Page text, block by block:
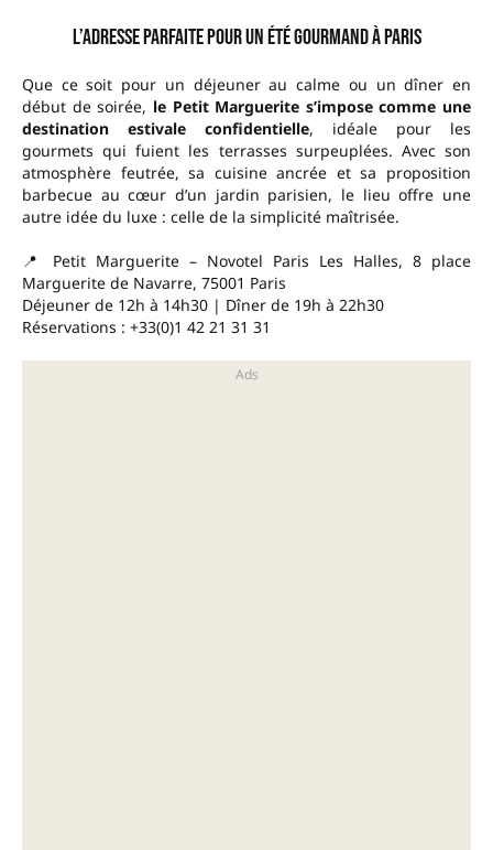
L’adresse parfaite pour un été gourmand à Paris
Que ce soit pour un déjeuner au calme ou un dîner en
début de soirée, le Petit Marguerite s’impose comme une
destination estivale confidentielle, idéale pour les
gourmets qui fuient les terrasses surpeuplées. Avec son
atmosphère feutrée, sa cuisine ancrée et sa proposition
barbecue au cœur d’un jardin parisien, le lieu offre une
autre idée du luxe : celle de la simplicité maîtrisée.
📍 Petit Marguerite – Novotel Paris Les Halles, 8 place
Marguerite de Navarre, 75001 Paris
Déjeuner de 12h à 14h30 | Dîner de 19h à 22h30
Réservations : +33(0)1 42 21 31 31